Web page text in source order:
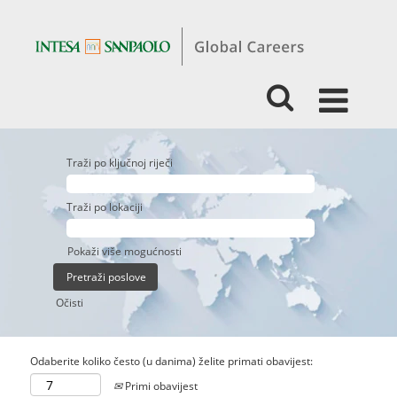
Traži po ključnoj riječi
Traži po lokaciji
Pokaži više mogućnosti
Očisti
Odaberite koliko često (u danima) želite primati obavijest:
Primi obavijest